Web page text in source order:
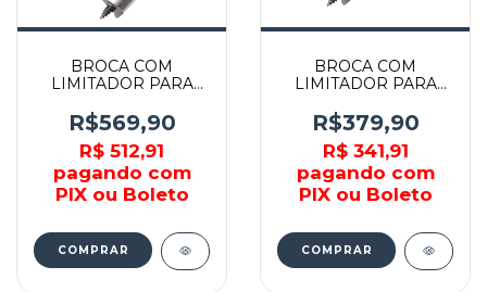
BROCA COM
LIMITADOR PARA
UNIDADES - B-49753
- MAKITA
R$569,90
R$ 512,91
pagando com
PIX ou Boleto
BROCA COM
LIMITADOR PARA
UNIDADES - B-49753
- MAKITA
R$379,90
R$ 341,91
pagando com
PIX ou Boleto